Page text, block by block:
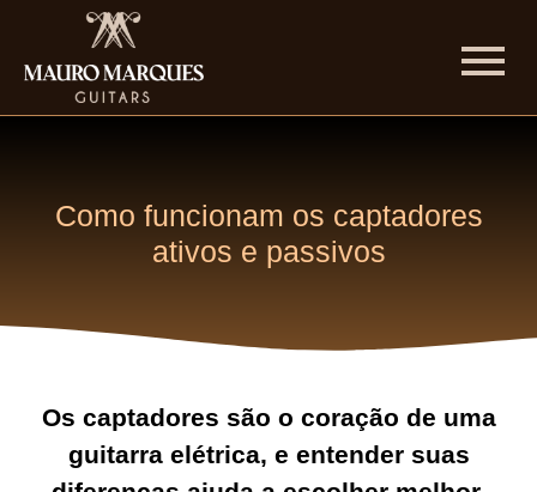
Como funcionam os captadores
ativos e passivos
Os captadores são o coração de uma
guitarra elétrica, e entender suas